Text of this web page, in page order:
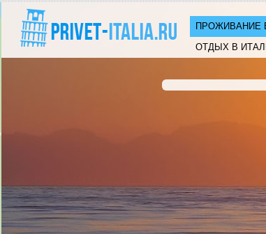
ПРОЖИВАНИЕ
ОТДЫХ В